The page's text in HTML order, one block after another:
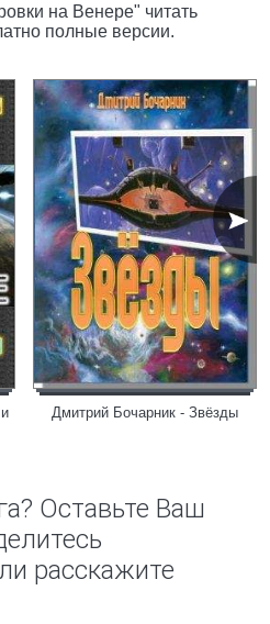
на Венере" читать
полные версии.
Дмитрий Бочарник - Звёзды
Оставьте Ваш
расскажите